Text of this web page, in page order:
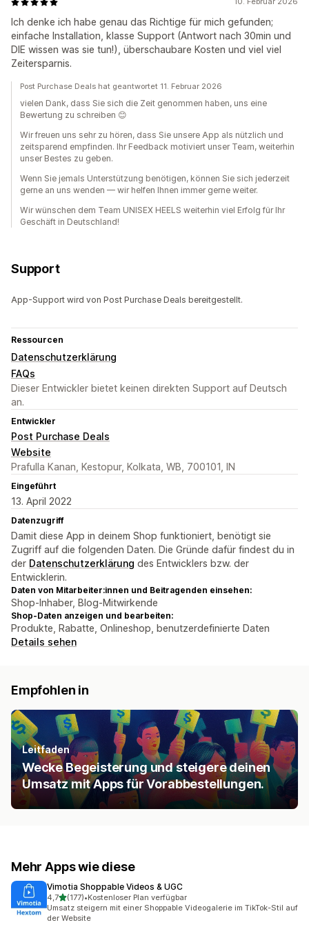
Ich denke ich habe genau das Richtige für mich gefunden;
einfache Installation, klasse Support (Antwort nach 30min und
DIE wissen was sie tun!), überschaubare Kosten und viel viel
Zeitersparnis.
Post Purchase Deals hat geantwortet 11. Februar 2026
vielen Dank, dass Sie sich die Zeit genommen haben, uns eine
Bewertung zu schreiben 😊
Wir freuen uns sehr zu hören, dass Sie unsere App als nützlich und
zeitsparend empfinden. Ihr Feedback motiviert unser Team, weiterhin
unser Bestes zu geben.
Wenn Sie jemals Unterstützung benötigen, können Sie sich jederzeit
gerne an uns wenden — wir helfen Ihnen immer gerne weiter.
Wir wünschen dem Team UNISEX HEELS weiterhin viel Erfolg für Ihr
Geschäft in Deutschland!
Support
App-Support wird von Post Purchase Deals bereitgestellt.
Ressourcen
Datenschutzerklärung
FAQs
Dieser Entwickler bietet keinen direkten Support auf Deutsch
an.
Entwickler
Post Purchase Deals
Website
Prafulla Kanan, Kestopur, Kolkata, WB, 700101, IN
Eingeführt
13. April 2022
Datenzugriff
Damit diese App in deinem Shop funktioniert, benötigt sie
Zugriff auf die folgenden Daten. Die Gründe dafür findest du in
der Datenschutzerklärung des Entwicklers bzw. der
Entwicklerin.
Daten von Mitarbeiter:innen und Beitragenden einsehen:
Shop-Inhaber, Blog-Mitwirkende
Shop-Daten anzeigen und bearbeiten:
Produkte, Rabatte, Onlineshop, benutzerdefinierte Daten
Details sehen
Empfohlen in
Leitfaden
Wecke Begeisterung und steigere deinen
Umsatz mit Apps für Vorabbestellungen.
Mehr Apps wie diese
Vimotia Shoppable Videos & UGC
4,7von 5 Sternen
(177)
177 Rezensionen insgesamt
•Kostenloser Plan verfügbar
Umsatz steigern mit einer Shoppable Videogalerie im TikTok-Stil auf
der Website